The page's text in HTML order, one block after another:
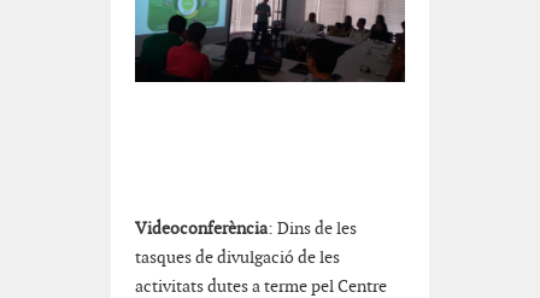
Videoconferència: Dins de les
tasques de divulgació de les
activitats dutes a terme pel Centre